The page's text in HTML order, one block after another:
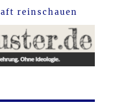
reinschauen